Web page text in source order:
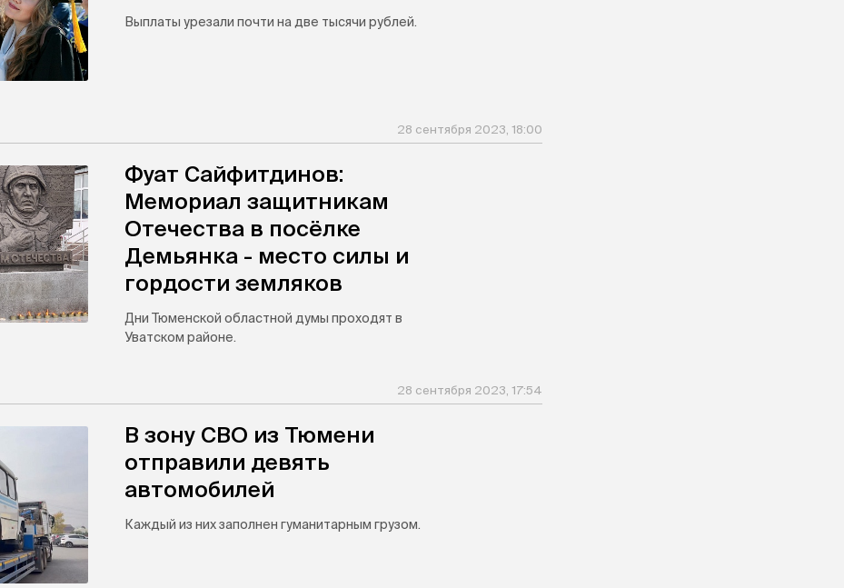
Выплаты урезали почти на две тысячи рублей.
28 сентября 2023, 18:00
Фуат Сайфитдинов:
Мемориал защитникам
Отечества в посёлке
Демьянка - место силы и
гордости земляков
Дни Тюменской областной думы проходят в
Уватском районе.
28 сентября 2023, 17:54
В зону СВО из Тюмени
отправили девять
автомобилей
Каждый из них заполнен гуманитарным грузом.